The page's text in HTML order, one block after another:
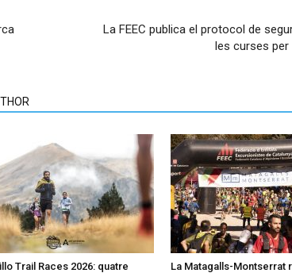
La FEEC publica el protocol de
les curses per
Trail Races 2026: quatre
La Matagalls-Montserrat